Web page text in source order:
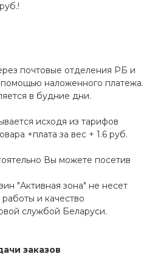
почтовые отделения РБ и
помощью наложенного платежа.
в будние дни.
исходя из тарифов
+плата за вес + 1.6 руб.
Вы можете посетив
"Активная зона" не несет
работы и качество
службой Беларуси.
заказов